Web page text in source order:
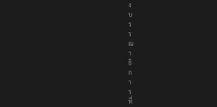
ง
บ
ร
ร
ณ
า
ธิ
ก
า
ร
ที่